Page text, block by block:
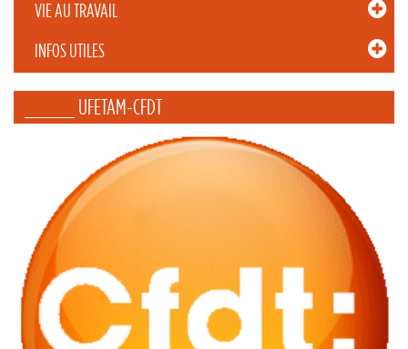
VIE AU TRAVAIL
INFOS UTILES
_____ UFETAM-CFDT